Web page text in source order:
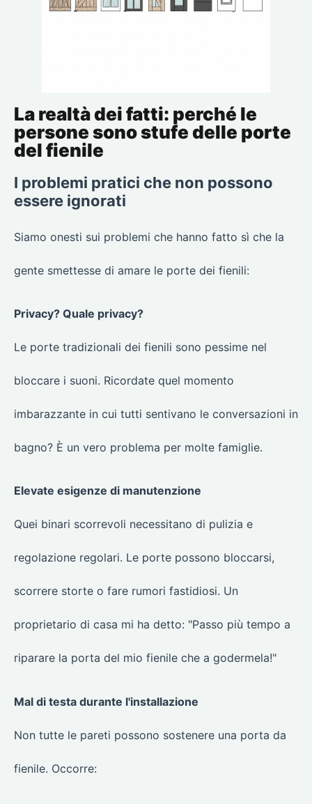
La realtà dei fatti: perché le
persone sono stufe delle porte
del fienile
I problemi pratici che non possono
essere ignorati
Siamo onesti sui problemi che hanno fatto sì che la
gente smettesse di amare le porte dei fienili:
Privacy? Quale privacy?
Le porte tradizionali dei fienili sono pessime nel
bloccare i suoni. Ricordate quel momento
imbarazzante in cui tutti sentivano le conversazioni in
bagno? È un vero problema per molte famiglie.
Elevate esigenze di manutenzione
Quei binari scorrevoli necessitano di pulizia e
regolazione regolari. Le porte possono bloccarsi,
scorrere storte o fare rumori fastidiosi. Un
proprietario di casa mi ha detto: "Passo più tempo a
riparare la porta del mio fienile che a godermela!"
Mal di testa durante l'installazione
Non tutte le pareti possono sostenere una porta da
fienile. Occorre: